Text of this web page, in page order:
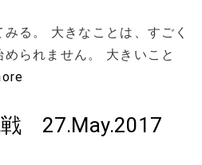
る。 大きなことは、すごく
られません。 大きいこと
27.May.2017